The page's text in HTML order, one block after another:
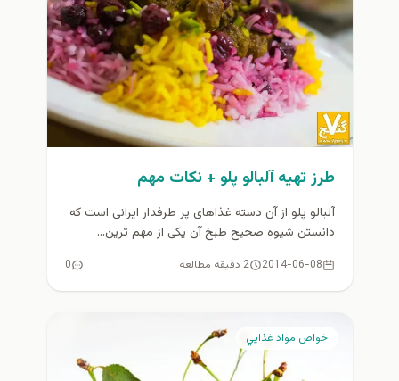
طرز تهیه آلبالو پلو + نكات مهم
آلبالو پلو از آن دسته غذاهای پر طرفدار ایرانی است كه
دانستن شیوه صحیح طبخ آن یكی از مهم ترین...
2014-06-08 2 دقیقه مطالعه 0
خواص مواد غذايي